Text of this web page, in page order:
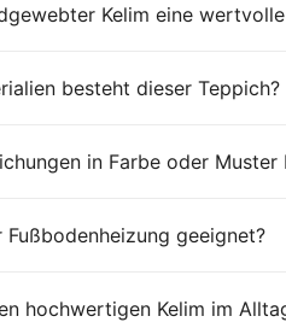
Kelim eine
besteht dieser Teppich?
in Farbe oder Muster
geeignet?
hochwertigen Kelim im